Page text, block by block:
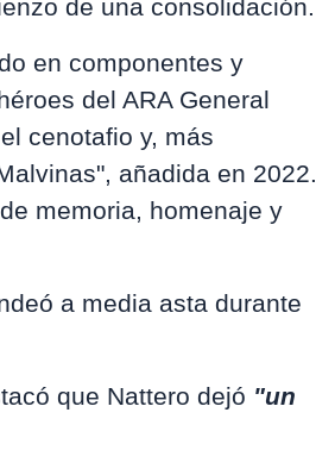
de una consolidación.
en componentes y
del ARA General
cenotafio y, más
añadida en 2022.
memoria, homenaje y
a media asta durante
que Nattero dejó "un